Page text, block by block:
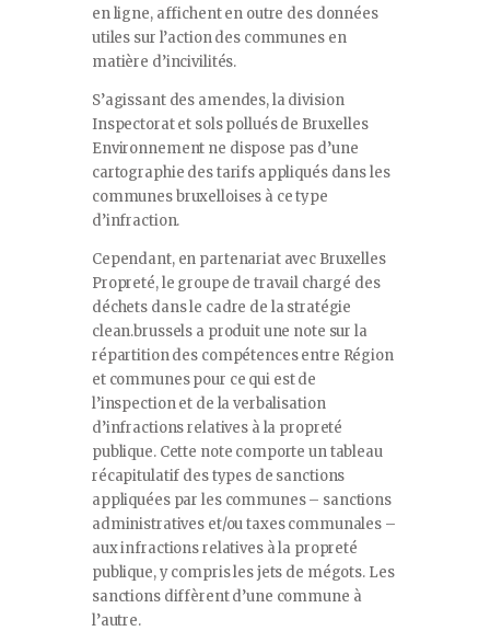
en ligne, affichent en outre des données
utiles sur l’action des communes en
matière d’incivilités.
S’agissant des amendes, la division
Inspectorat et sols pollués de Bruxelles
Environnement ne dispose pas d’une
cartographie des tarifs appliqués dans les
communes bruxelloises à ce type
d’infraction.
Cependant, en partenariat avec Bruxelles
Propreté, le groupe de travail chargé des
déchets dans le cadre de la stratégie
clean.brussels a produit une note sur la
répartition des compétences entre Région
et communes pour ce qui est de
l’inspection et de la verbalisation
d’infractions relatives à la propreté
publique. Cette note comporte un tableau
récapitulatif des types de sanctions
appliquées par les communes – sanctions
administratives et/ou taxes communales –
aux infractions relatives à la propreté
publique, y compris les jets de mégots. Les
sanctions diffèrent d’une commune à
l’autre.